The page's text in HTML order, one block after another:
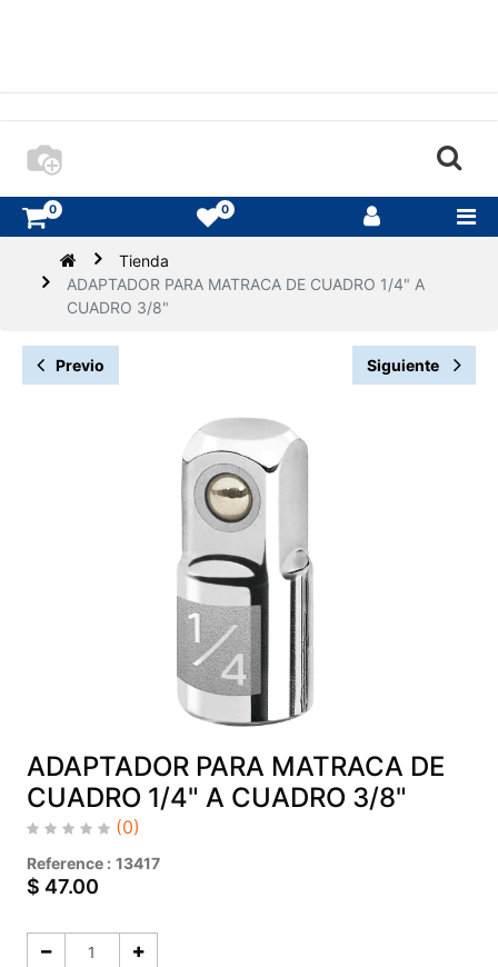
0 0
Tienda
ADAPTADOR PARA MATRACA DE CUADRO 1/4" A
CUADRO 3/8"
Previo Siguiente
ADAPTADOR PARA MATRACA DE
CUADRO 1/4" A CUADRO 3/8"
(0)
Reference : 13417
$ 47.00